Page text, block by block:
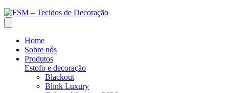
Home
Sobre nós
Produtos
Estofo e decoração
Blackout
Blink Luxury